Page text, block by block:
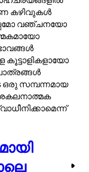
ഉള്ള ഒരു
അവരുടെ
സ്വാഭാവിക
ശ്രദ്ധ
നിന്ന്